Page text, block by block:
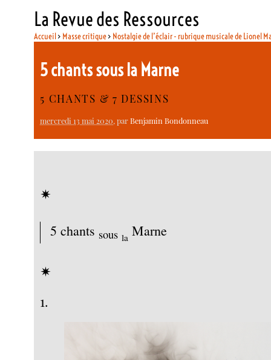
La Revue des Ressources
Accueil> Masse critique> Nostalgie de l’éclair - rubrique musicale de Lionel
5 chants sous la Marne
5 CHANTS & 7 DESSINS
mercredi 13 mai 2020, parBenjamin Bondonneau
✴︎
5 chants sous la Marne
✴︎
1.